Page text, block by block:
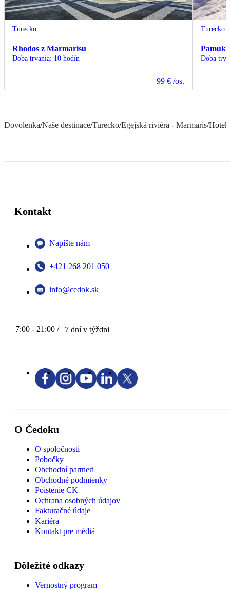
Turecko
Rhodos z Marmarisu
Doba trvania: 10 hodín
99 € /os.
Turecko
Doba
Dovolenka/Naše destinace/Turecko/Egejská riviéra - Marmaris/Hotel
Kontakt
Napíšte nám
+421 268 201 050
info@cedok.sk
7:00 - 21:00 / 7 dní v týždni
O Čedoku
O spoločnosti
Pobočky
Obchodní partneri
Obchodné podmienky
Poistenie CK
Ochrana osobných údajov
Fakturačné údaje
Kariéra
Kontakt pre médiá
Dôležité odkazy
Vernostný program